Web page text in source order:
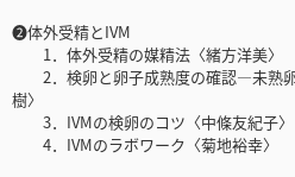
❷体外受精とIVM
1．体外受精の媒精法〈緒方洋美〉
2．検卵と卵子成熟度の確認―未熟
樹〉
3．IVMの検卵のコツ〈中條友紀子〉
4．IVMのラボワーク〈菊地裕幸〉